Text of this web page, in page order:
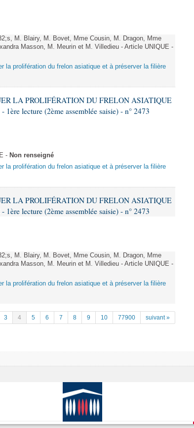
M. Blairy, M. Bovet, Mme Cousin, M. Dragon, Mme
Masson, M. Meurin et M. Villedieu - Article UNIQUE -
la prolifération du frelon asiatique et à préserver la filière
LA PROLIFÉRATION DU FRELON ASIATIQUE
lecture (2ème assemblée saisie) - n° 2473
- Non renseigné
la prolifération du frelon asiatique et à préserver la filière
LA PROLIFÉRATION DU FRELON ASIATIQUE
lecture (2ème assemblée saisie) - n° 2473
M. Blairy, M. Bovet, Mme Cousin, M. Dragon, Mme
Masson, M. Meurin et M. Villedieu - Article UNIQUE -
la prolifération du frelon asiatique et à préserver la filière
3 4 5 6 7 8 9 10 77900 suivant »